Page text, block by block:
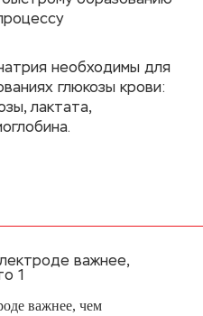
необходимы для
глюкозы крови:
лактата,
важнее, чем